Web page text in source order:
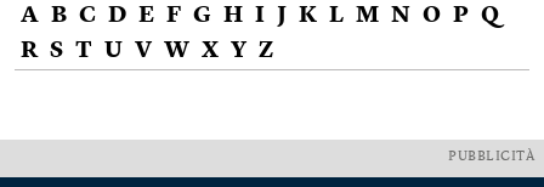
A B C D E F G H I J K L M N O P Q
R S T U V W X Y Z
PUBBLICITÀ